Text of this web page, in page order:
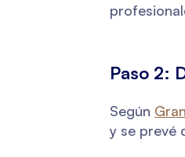
Paso 2:
Según
y se prevé